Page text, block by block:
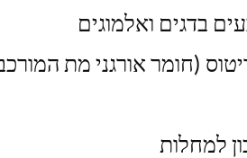
בדגים ואלמוגים
(חומר אורגני מת
למחלות